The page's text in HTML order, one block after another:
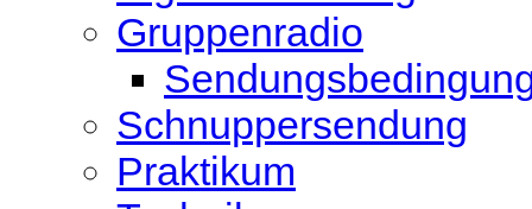
Gruppenradio
Schnuppersendung
Praktikum